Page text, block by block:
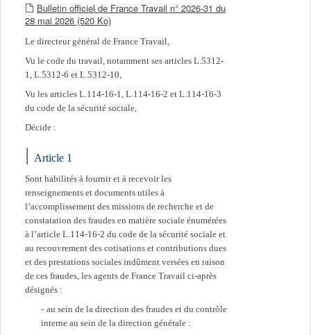
Bulletin officiel de France Travail n° 2026-31 du
28 mai 2026 (520 Ko)
Le directeur général de France Travail,
Vu le code du travail, notamment ses articles L.5312-
1, L.5312-6 et L.5312-10,
Vu les articles L.114-16-1, L.114-16-2 et L.114-16-3
du code de la sécurité sociale,
Décide :
Article 1
Sont habilités à fournir et à recevoir les
renseignements et documents utiles à
l’accomplissement des missions de recherche et de
constatation des fraudes en matière sociale énumérées
à l’article L.114-16-2 du code de la sécurité sociale et
au recouvrement des cotisations et contributions dues
et des prestations sociales indûment versées en raison
de ces fraudes, les agents de France Travail ci-après
désignés :
au sein de la direction des fraudes et du contrôle
interne au sein de la direction générale :